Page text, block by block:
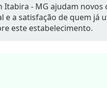
Itabira - MG ajudam
a satisfação de quem já
este estabelecimento.